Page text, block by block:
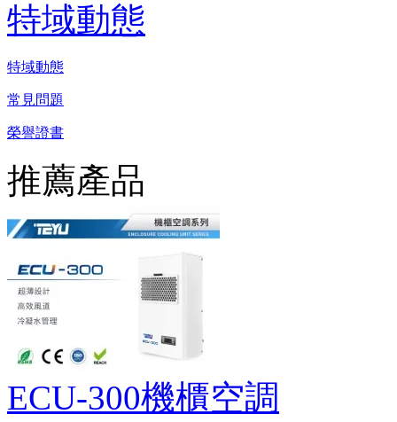
特域動態
特域動態
常見問題
榮譽證書
推薦產品
ECU-300機櫃空調